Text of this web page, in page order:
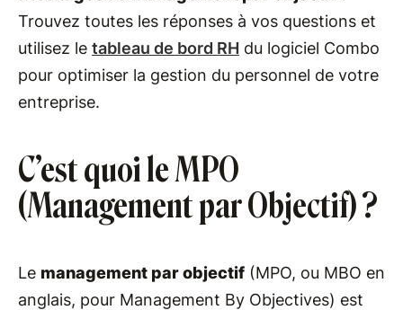
Trouvez toutes les réponses à vos questions et
utilisez le tableau de bord RH du logiciel Combo
pour optimiser la gestion du personnel de votre
entreprise.
C’est quoi le MPO
(Management par Objectif) ?
Le management par objectif (MPO, ou MBO en
anglais, pour Management By Objectives) est